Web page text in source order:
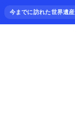
今までに訪れた世界遺産